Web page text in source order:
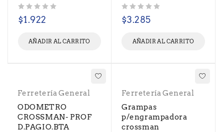
$1.922
AÑADIR AL CARRITO
$3.285
AÑADIR AL CARRITO
Ferretería General
ODOMETRO
CROSSMAN- PROF
D.PAGIO.BTA
Ferretería General
Grampas
p/engrampadora
crossman